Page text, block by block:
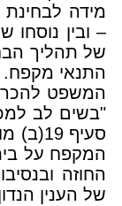
מידה
של תהליך
המשפט
"בשים לב
סעיף
המקפח על
החוזה
של הענין